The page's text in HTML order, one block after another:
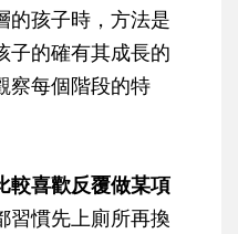
的孩子時，方法是
子的確有其成長的
察每個階段的特
較喜歡反覆做某項
習慣先上廁所再換